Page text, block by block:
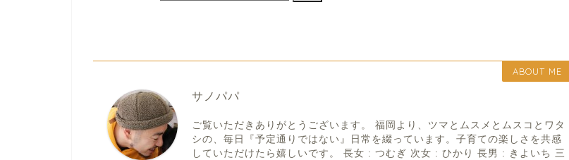
ABOUT ME
サノパパ
ご覧いただきありがとうございます。 福岡より、ツマとムスメとムスコとワタ
シの、毎日『予定通りではない』日常を綴っています。子育ての楽しさを共感
していただけたら嬉しいです。 長女 : つむぎ 次女 : ひかり 長男 : きよいち 三